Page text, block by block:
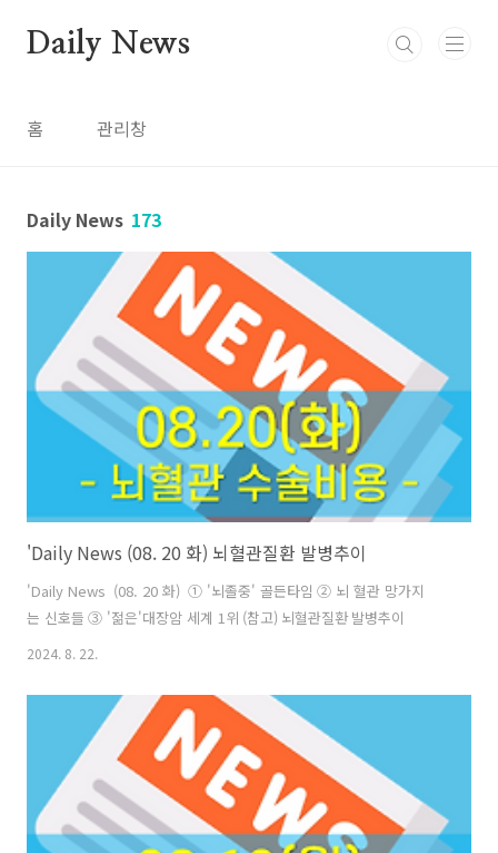
Daily News
홈 관리창
Daily News 173
'Daily News (08. 20 화) 뇌혈관질환 발병추이
'Daily News (08. 20 화) ① '뇌졸중' 골든타임 ② 뇌 혈관 망가지
는 신호들 ③ '젊은'대장암 세계 1위 (참고) 뇌혈관질환 발병추이
2024. 8. 22.